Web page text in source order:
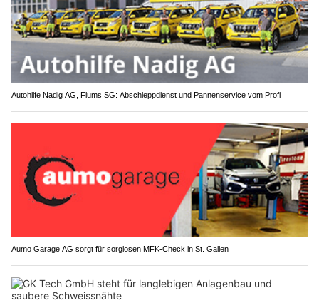
Autohilfe Nadig AG, Flums SG: Abschleppdienst und Pannenservice vom Profi
Aumo Garage AG sorgt für sorglosen MFK-Check in St. Gallen